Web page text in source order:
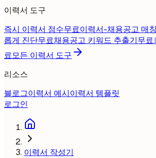
이력서 도구
즉시 이력서 점수무료이력서-채용공고 매칭
롭게 진단무료채용공고 키워드 추출기무료
료모든 이력서 도구
리소스
블로그이력서 예시이력서 템플릿
로그인
이력서 작성기